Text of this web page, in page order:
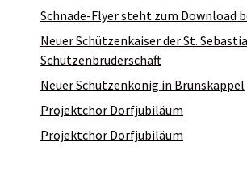
Schnade-Flyer steht zum Download
Neuer Schützenkaiser der St.
Schützenbruderschaft
Neuer Schützenkönig in Brunskappel
Projektchor Dorfjubiläum
Projektchor Dorfjubiläum